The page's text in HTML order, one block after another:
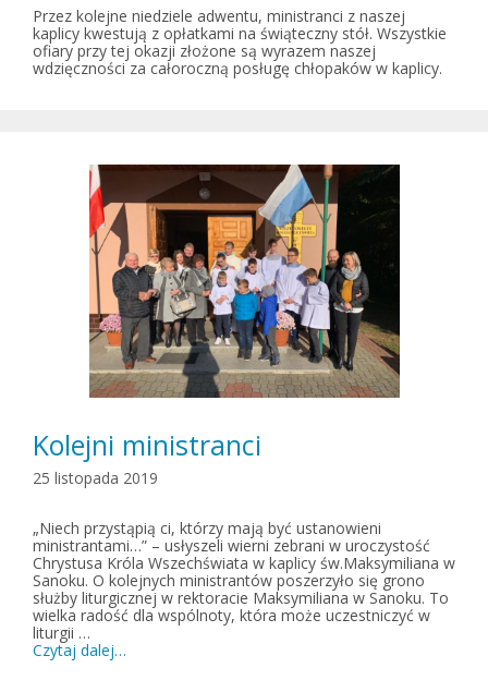
Przez kolejne niedziele adwentu, ministranci z naszej
kaplicy kwestują z opłatkami na świąteczny stół. Wszystkie
ofiary przy tej okazji złożone są wyrazem naszej
wdzięczności za całoroczną posługę chłopaków w kaplicy.
Kolejni ministranci
25 listopada 2019
„Niech przystąpią ci, którzy mają być ustanowieni
ministrantami…” – usłyszeli wierni zebrani w uroczystość
Chrystusa Króla Wszechświata w kaplicy św.Maksymiliana w
Sanoku. O kolejnych ministrantów poszerzyło się grono
służby liturgicznej w rektoracie Maksymiliana w Sanoku. To
wielka radość dla wspólnoty, która może uczestniczyć w
liturgii …
Czytaj dalej…